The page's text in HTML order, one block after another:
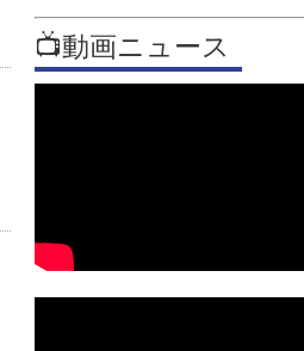
📺動画ニュース